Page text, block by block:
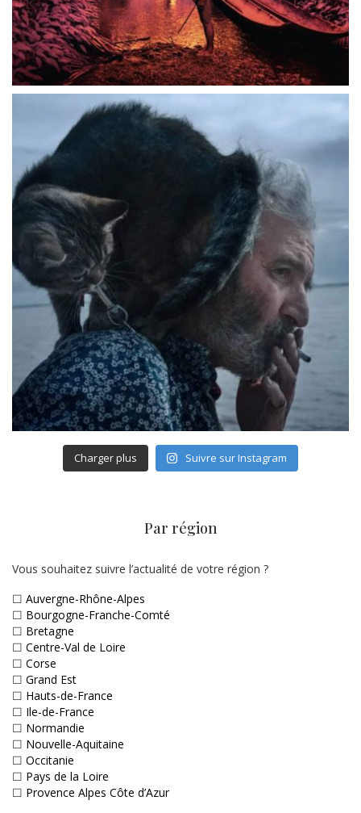
Charger plus Suivre sur Instagram
Par région
Vous souhaitez suivre l’actualité de votre région ?
☐ Auvergne-Rhône-Alpes
☐ Bourgogne-Franche-Comté
☐ Bretagne
☐ Centre-Val de Loire
☐ Corse
☐ Grand Est
☐ Hauts-de-France
☐ Ile-de-France
☐ Normandie
☐ Nouvelle-Aquitaine
☐ Occitanie
☐ Pays de la Loire
☐ Provence Alpes Côte d’Azur